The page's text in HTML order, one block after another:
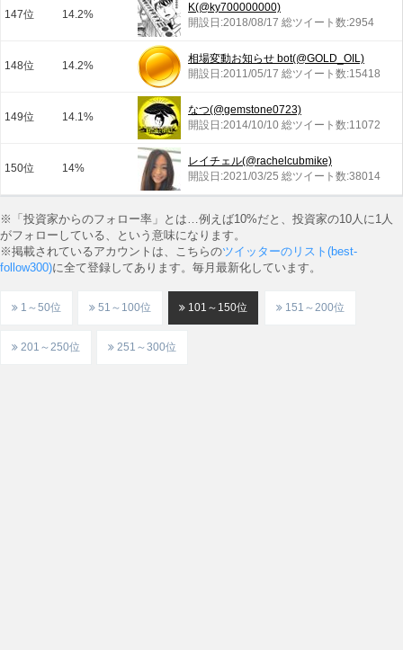
147位 14.2%
K(@ky700000000)
開設日:2018/08/17 総ツイート数:2954
148位 14.2%
相場変動お知らせ bot(@GOLD_OIL)
開設日:2011/05/17 総ツイート数:15418
149位 14.1%
なつ(@gemstone0723)
開設日:2014/10/10 総ツイート数:11072
150位 14%
レイチェル(@rachelcubmike)
開設日:2021/03/25 総ツイート数:38014
※「投資家からのフォロー率」とは…例えば10%だと、投資家の10人に1人
がフォローしている、という意味になります。
※掲載されているアカウントは、こちらのツイッターのリスト(best-
follow300)に全て登録してあります。毎月最新化しています。
1～50位 51～100位 101～150位 151～200位
201～250位 251～300位